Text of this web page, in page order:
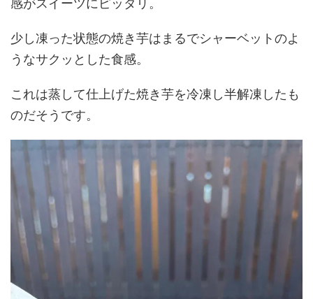
感がスイーツにピッタリ。
少し凍った状態の焼き芋はまるでシャーベットのよ
うなサクッとした食感。
これは蒸して仕上げた焼き芋を冷凍し半解凍したも
のだそうです。